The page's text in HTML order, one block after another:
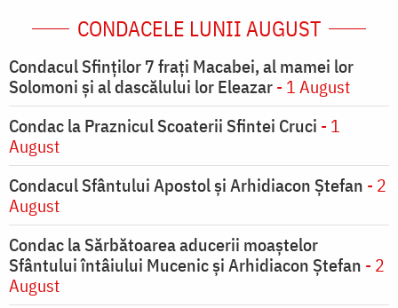
CONDACELE LUNII AUGUST
Condacul Sfinţilor 7 fraţi Macabei, al mamei lor
Solomoni şi al dascălului lor Eleazar- 1 August
Condac la Praznicul Scoaterii Sfintei Cruci - 1
August
Condacul Sfântului Apostol și Arhidiacon Ștefan - 2
August
Condac la Sărbătoarea aducerii moaştelor
Sfântului întâiului Mucenic şi Arhidiacon Ştefan - 2
August